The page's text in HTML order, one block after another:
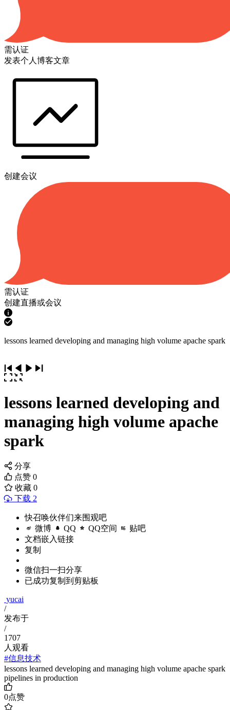
需认证
发表个人博客文章
创建会议
需认证
创建直播或会议
lessons learned developing and managing high volume apache spark
lessons learned developing and
managing high volume apache
spark
分享
点赞 0
收藏 0
下载 2
快召唤伙伴们来围观吧
微博 QQ QQ空间 贴吧
文档嵌入链接
复制
微信扫一扫分享
已成功复制到剪贴板
yucai
/
发布于
/
1707
人观看
#信息技术
lessons learned developing and managing high volume apache spark
pipelines in production
0点赞